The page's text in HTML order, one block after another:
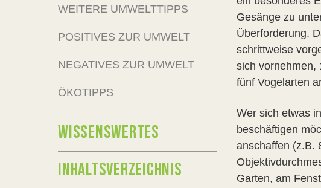
Gesänge zu
Überforderung.
schrittweise
sich vornehmen,
fünf Vogelarten
Wer sich etwas
beschäftigen
anschaffen (z.B.
Garten, am
WEITERE UMWELTTIPPS
POSITIVES ZUR UMWELT
NEGATIVES ZUR UMWELT
ÖKOTIPPS
WISSENSWERTES
INHALTSVERZEICHNIS